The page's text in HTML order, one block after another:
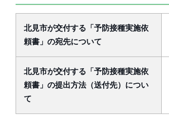
北見市が交付する「予防接種実施依
頼書」の宛先について
北見市が交付する「予防接種実施依
頼書」の提出方法（送付先）につい
て